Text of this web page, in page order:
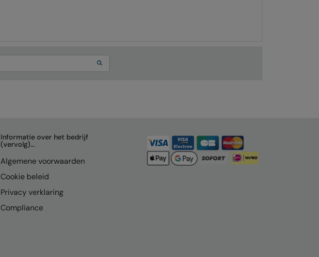
Informatie over het bedrijf
(vervolg)...
Algemene voorwaarden
Cookie beleid
Privacy verklaring
Compliance